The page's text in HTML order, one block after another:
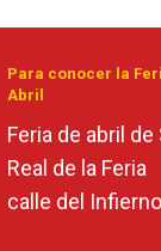
Para conocer la
Abril
Feria de abril de
Real de la Feria
calle del Infierno